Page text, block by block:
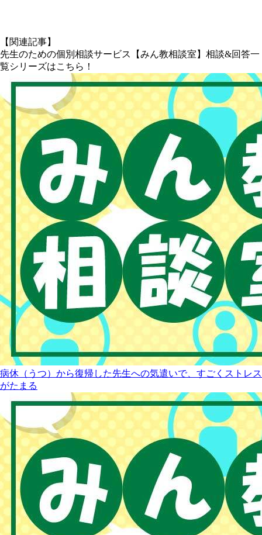
【関連記事】
先生のための個別相談サービス【みん教相談室】相談&回答一
覧シリーズはこちら！
病休（うつ）から復帰した先生への気遣いで、すごくストレス
がたまる